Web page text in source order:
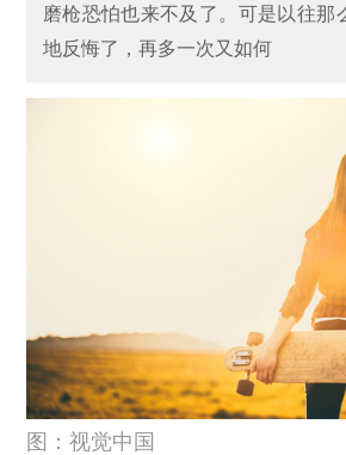
磨枪恐怕也来不及了。可是以往那
地反悔了，再多一次又如何
图：视觉中国